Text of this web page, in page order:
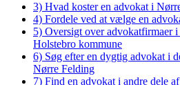
3) Hvad koster en advokat i
4) Fordele ved at vælge en
5) Oversigt over advokatfirmaer
Holstebro kommune
6) Søg efter en dygtig advokat i
Nørre Felding
7) Find en advokat i andre dele